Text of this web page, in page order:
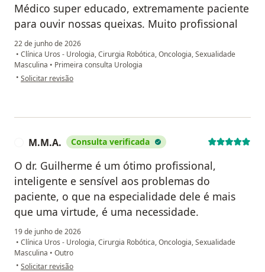
Médico super educado, extremamente paciente
para ouvir nossas queixas. Muito profissional
22 de junho de 2026
• Clínica Uros - Urologia, Cirurgia Robótica, Oncologia, Sexualidade
Masculina • Primeira consulta Urologia
• na opinião do utilizador F.C.P.
Solicitar revisão
M.M.A. Consulta verificada
O dr. Guilherme é um ótimo profissional,
inteligente e sensível aos problemas do
paciente, o que na especialidade dele é mais
que uma virtude, é uma necessidade.
19 de junho de 2026
• Clínica Uros - Urologia, Cirurgia Robótica, Oncologia, Sexualidade
Masculina • Outro
• na opinião do utilizador M.M.A.
Solicitar revisão